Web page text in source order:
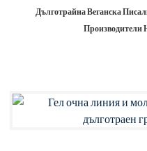
Дълготрайна Веганска